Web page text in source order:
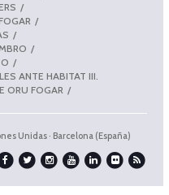
ANTE HABITAT III.
ORU FOGAR
Unidas · Barcelona (España)